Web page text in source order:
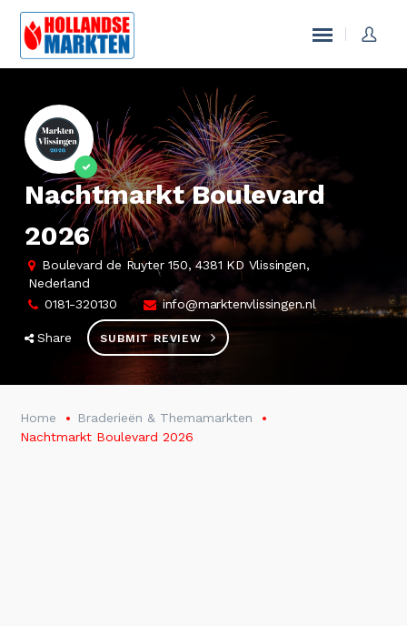
Nachtmarkt Boulevard
2026
Boulevard de Ruyter 150, 4381 KD Vlissingen,
Nederland
0181-320130
info@marktenvlissingen.nl
Share SUBMIT REVIEW
Home
Braderieën & Themamarkten
Nachtmarkt Boulevard 2026